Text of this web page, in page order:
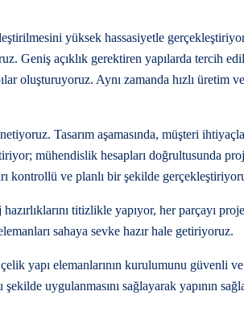
yüksek hassasiyetle
Geniş açıklık gerektiren yapılarda tercih
oluşturuyoruz. Aynı zamanda hızlı üretim
Tasarım aşamasında, müşteri
mühendislik hesapları doğrultusunda
kontrollü ve planlı bir şekilde
titizlikle yapıyor, her parçayı
sahaya sevke hazır hale getiriyoruz.
yapı elemanlarının kurulumunu güvenli
uygulanmasını sağlayarak yapının